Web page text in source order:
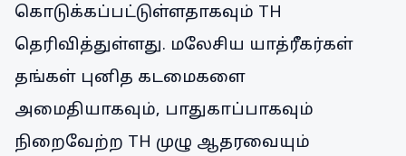
கொடுக்கப்பட்டுள்ளதாகவும் TH
தெரிவித்துள்ளது. மலேசிய யாத்ரீகர்கள்
தங்கள் புனித கடமைகளை
அமைதியாகவும், பாதுகாப்பாகவும்
நிறைவேற்ற TH முழு ஆதரவையும்